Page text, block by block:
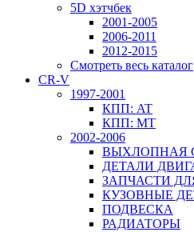
5D хэтчбек
2001-2005
2006-2011
2012-2015
Смотреть весь каталог
CR-V
1997-2001
КПП: AT
КПП: MT
2002-2006
ВЫХЛОПНАЯ
ДЕТАЛИ
ЗАПЧАСТИ
КУЗОВНЫЕ
ПОДВЕСКА
РАДИАТОРЫ